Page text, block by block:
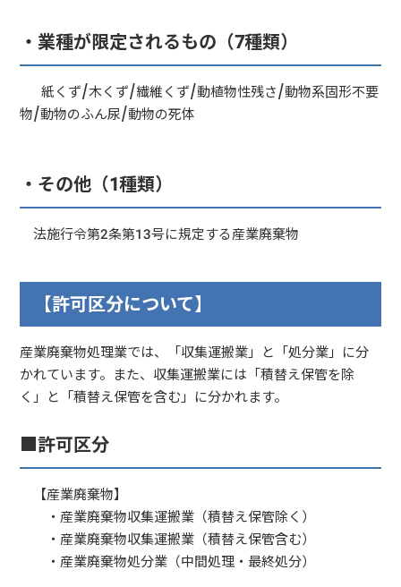
・業種が限定されるもの（7種類）
紙くず/木くず/繊維くず/動植物性残さ/動物系固形不要
物/動物のふん尿/動物の死体
・その他（1種類）
法施行令第2条第13号に規定する産業廃棄物
【許可区分について】
産業廃棄物処理業では、「収集運搬業」と「処分業」に分
かれています。また、収集運搬業には「積替え保管を除
く」と「積替え保管を含む」に分かれます。
■許可区分
【産業廃棄物】
・産業廃棄物収集運搬業（積替え保管除く）
・産業廃棄物収集運搬業（積替え保管含む）
・産業廃棄物処分業（中間処理・最終処分）